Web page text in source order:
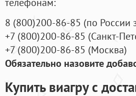
8 (800)200-86-85 (по России
+7 (800)200-86-85 (Санкт-
+7 (800)200-86-85 (Москва)
Обязательно назовите
Купить виагру с